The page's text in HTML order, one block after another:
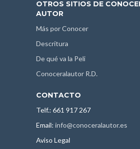
OTROS SITIOS DE
AUTOR
Más por Conocer
Descritura
De qué va la Peli
Conoceralautor R.D.
CONTACTO
Telf.: 661 917 267
Email: info@conoceralautor.es
Aviso Legal